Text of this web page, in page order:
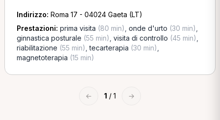
Indirizzo: Roma 17 - 04024 Gaeta (LT)
Prestazioni: prima visita (80 min) onde d'urto (30 min)
ginnastica posturale (55 min) visita di controllo (45 min)
riabilitazione (55 min) ,tecarterapia (30 min)
magnetoterapia (15 min)
← 1 / 1 →